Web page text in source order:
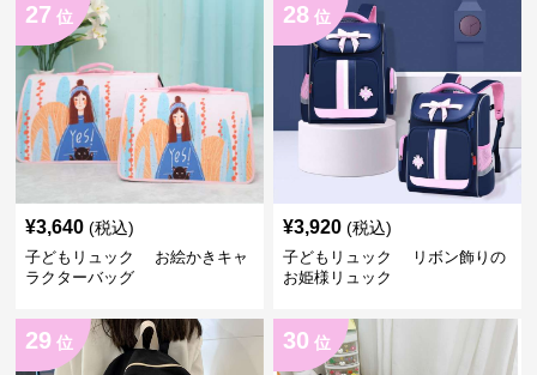
27 位
¥3,640 (税込)
子どもリュック お絵かきキャ
ラクターバッグ
28 位
¥3,920 (税込)
子どもリュック リボン飾りの
お姫様リュック
29 位 30 位